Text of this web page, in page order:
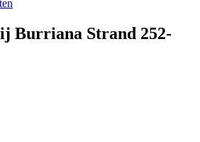
Burriana Strand 252-